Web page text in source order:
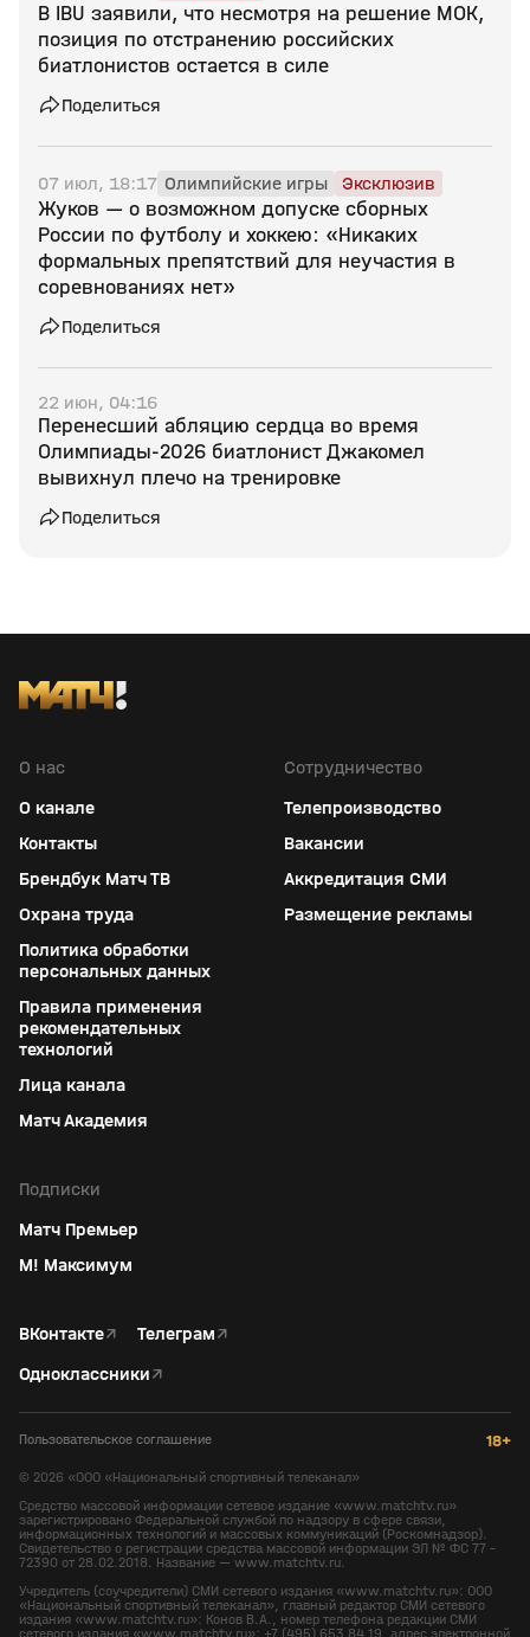
В IBU заявили, что несмотря на решение МОК,
позиция по отстранению российских
биатлонистов остается в силе
Поделиться
07 июл, 18:17 Олимпийские игры Эксклюзив
Жуков — о возможном допуске сборных
России по футболу и хоккею: «Никаких
формальных препятствий для неучастия в
соревнованиях нет»
Поделиться
22 июн, 04:16
Перенесший абляцию сердца во время
Олимпиады‑2026 биатлонист Джакомел
вывихнул плечо на тренировке
Поделиться
О нас
О канале
Контакты
Брендбук Матч ТВ
Охрана труда
Политика обработки
персональных данных
Правила применения
рекомендательных
технологий
Лица канала
Матч Академия
Сотрудничество
Телепроизводство
Вакансии
Аккредитация СМИ
Размещение рекламы
Подписки
Матч Премьер
М! Максимум
ВКонтакте↗ Телеграм↗
Одноклассники↗
Пользовательское соглашение 18+
© 2026 «ООО «Национальный спортивный телеканал»
Средство массовой информации сетевое издание «www.matchtv.ru»
зарегистрировано Федеральной службой по надзору в сфере связи,
информационных технологий и массовых коммуникаций (Роскомнадзор).
Свидетельство о регистрации средства массовой информации ЭЛ № ФС 77 -
72390 от 28.02.2018. Название — www.matchtv.ru.
Учредитель (соучредители) СМИ сетевого издания «www.matchtv.ru»: ООО
«Национальный спортивный телеканал», главный редактор СМИ сетевого
издания «www.matchtv.ru»: Конов В.А., номер телефона редакции СМИ
сетевого издания «www.matchtv.ru»: +7 (495) 653 84 19, адрес электронной